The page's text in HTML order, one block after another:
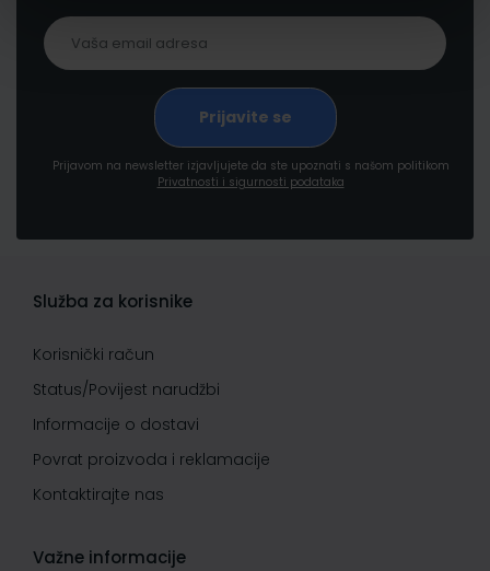
Prijavom na newsletter izjavljujete da ste upoznati s našom politikom
Privatnosti i sigurnosti podataka
Služba za korisnike
Korisnički račun
Status/Povijest narudžbi
Informacije o dostavi
Povrat proizvoda i reklamacije
Kontaktirajte nas
Važne informacije